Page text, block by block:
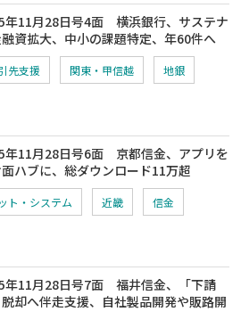
年11月28日号4面 横浜銀行、サステナ
資拡大、中小の課題特定、年60件へ
先支援 関東・甲信越 地銀
年11月28日号6面 京都信金、アプリを
ハブに、総ダウンロード11万超
ト・システム 近畿 信金
年11月28日号7面 福井信金、「下請
却へ伴走支援、自社製品開発や販路開